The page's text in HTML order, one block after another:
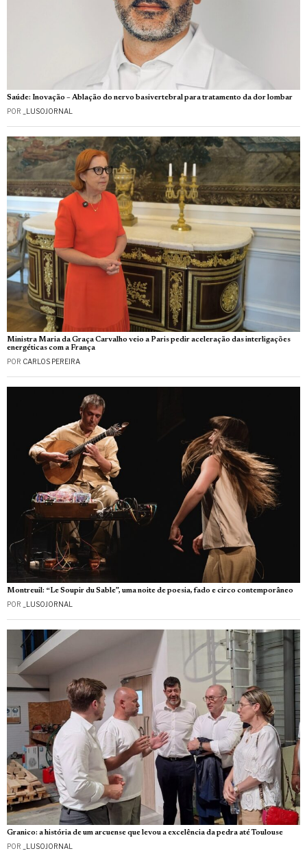
Saúde: Inovação – Ablação do nervo basivertebral para tratamento da dor lombar
POR _LUSOJORNAL
Ministra Maria da Graça Carvalho veio a Paris pedir aceleração das interligações
energéticas com a França
POR CARLOS PEREIRA
Montreuil: “Le Soupir du Sable”, uma noite de poesia, fado e circo contemporâneo
POR _LUSOJORNAL
Granico: a história de um arcuense que levou a excelência da pedra até Toulouse
POR _LUSOJORNAL